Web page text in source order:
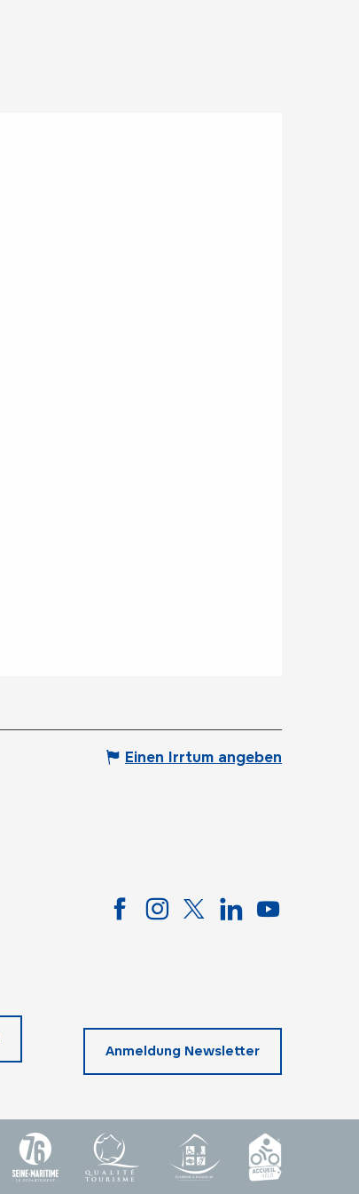
Einen Irrtum angeben
Anmeldung Newsletter